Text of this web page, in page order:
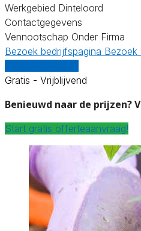
Werkgebied Dinteloord
Contactgegevens
Vennootschap Onder Firma
Bezoek bedrijfspagina Bezoek
Gratis - Vrijblijvend
Benieuwd naar de prijzen?
Start gratis offerteaanvraag!